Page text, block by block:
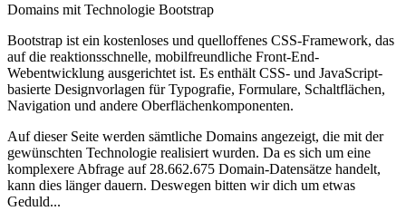
Domains mit Technologie Bootstrap
Bootstrap ist ein kostenloses und quelloffenes CSS-Framework, das
auf die reaktionsschnelle, mobilfreundliche Front-End-
Webentwicklung ausgerichtet ist. Es enthält CSS- und JavaScript-
basierte Designvorlagen für Typografie, Formulare, Schaltflächen,
Navigation und andere Oberflächenkomponenten.
Auf dieser Seite werden sämtliche Domains angezeigt, die mit der
gewünschten Technologie realisiert wurden. Da es sich um eine
komplexere Abfrage auf 28.662.675 Domain-Datensätze handelt,
kann dies länger dauern. Deswegen bitten wir dich um etwas
Geduld...